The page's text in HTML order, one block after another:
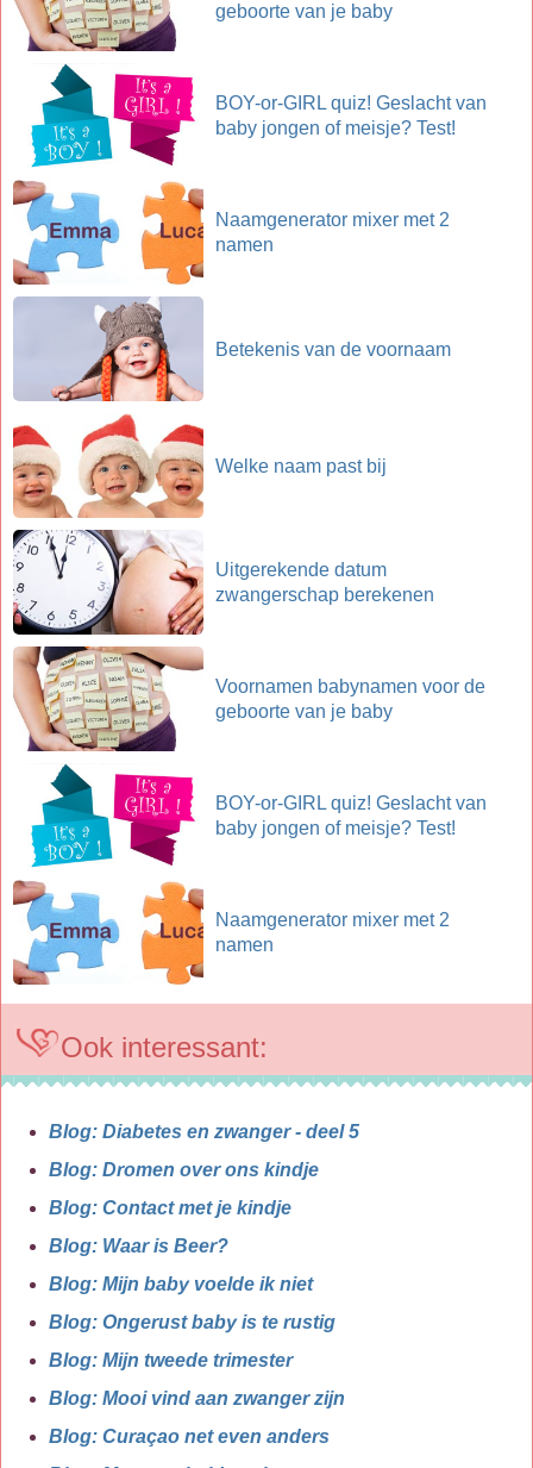
geboorte van je baby
BOY-or-GIRL quiz! Geslacht van
baby jongen of meisje? Test!
Naamgenerator mixer met 2
namen
Betekenis van de voornaam
Welke naam past bij
Uitgerekende datum
zwangerschap berekenen
Voornamen babynamen voor de
geboorte van je baby
BOY-or-GIRL quiz! Geslacht van
baby jongen of meisje? Test!
Naamgenerator mixer met 2
namen
Ook interessant:
Blog: Diabetes en zwanger - deel 5
Blog: Dromen over ons kindje
Blog: Contact met je kindje
Blog: Waar is Beer?
Blog: Mijn baby voelde ik niet
Blog: Ongerust baby is te rustig
Blog: Mijn tweede trimester
Blog: Mooi vind aan zwanger zijn
Blog: Curaçao net even anders